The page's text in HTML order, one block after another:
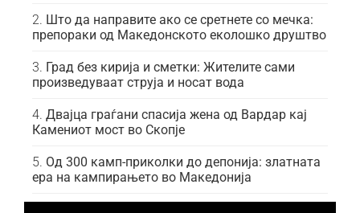
Што да направите ако се сретнете со мечка:
препораки од Македонското еколошко друштво
Град без кирија и сметки: Жителите сами
произведуваат струја и носат вода
Двајца граѓани спасија жена од Вардар кај
Камениот мост во Скопје
Од 300 камп-приколки до депонија: златната
ера на кампирањето во Македонија